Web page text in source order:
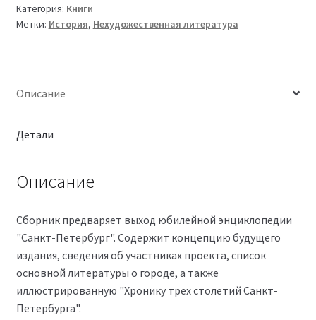
Категория: Книги
Метки: История, Нехудожественная литература
Описание
Детали
Описание
Сборник предваряет выход юбилейной энциклопедии
"Санкт-Петербург". Содержит концепцию будущего
издания, сведения об участниках проекта, список
основной литературы о городе, а также
иллюстрированную "Хронику трех столетий Санкт-
Петербурга".